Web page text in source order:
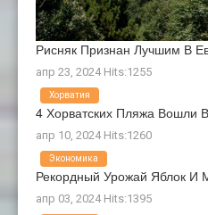
Рисняк Признан Лучшим В
апр 23, 2024 Hits:1255
4 Хорватских Пляжа Вошли
апр 10, 2024 Hits:1260
Хорватия
Рекордный Урожай Яблок
апр 03, 2024 Hits:1395
Экономика